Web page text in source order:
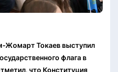
Жомарт Токаев выступил
флага в
что Конституция